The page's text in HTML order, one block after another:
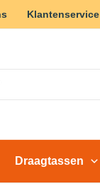
Klantenservice
Draagtassen